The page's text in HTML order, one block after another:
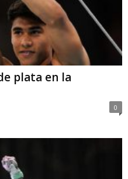
plata en la
0